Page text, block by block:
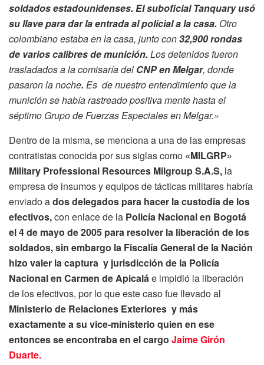
soldados estadounidenses. El suboficial Tanquary usó
su llave para dar la entrada al policial a la casa. Otro
colombiano estaba en la casa, junto con32,900 rondas
de varios calibres de munición. Los detenidos fueron
trasladados a la comisaría del CNP en Melgar, donde
pasaron la noche. Es de nuestro entendimiento que la
munición se había rastreado positiva mente hasta el
séptimo Grupo de Fuerzas Especiales en Melgar.»
Dentro de la misma, se menciona a una de las empresas
contratistas conocida por sus siglas como «MILGRP»
Military Professional Resources Milgroup S.A.S, la
empresa de insumos y equipos de tácticas militares habría
enviado ados delegados para hacer la custodia de los
efectivos,con enlace de la Policía Nacional en Bogotá
el 4 de mayo de 2005 para resolver la liberación de los
soldados, sin embargo la Fiscalía General de la Nación
hizo valer la captura y jurisdicción de la Policía
Nacional en Carmen de Apicaláe impidió la liberación
de los efectivos, por lo que este caso fue llevado al
Ministerio de Relaciones Exteriores y más
exactamente a su vice-ministerio quien en ese
entonces se encontraba en el cargo Jaime Girón
Duarte.